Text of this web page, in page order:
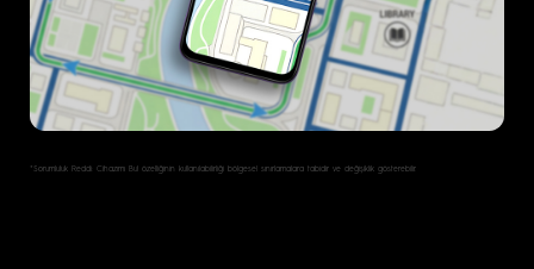
*Sorumluluk Reddi: Cihazımı Bul özelliğinin kullanılabilirliği bölgesel sınırlamalara tabidir ve değişiklik gösterebilir.